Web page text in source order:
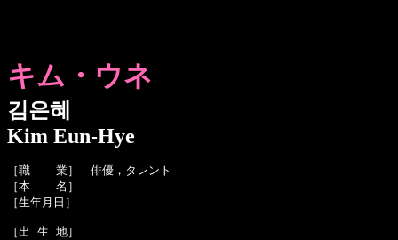
キム・ウネ
김은혜
Kim Eun-Hye
［職  　業］　俳優，タレント
［本  　名］
［生年月日］
［出 生 地］